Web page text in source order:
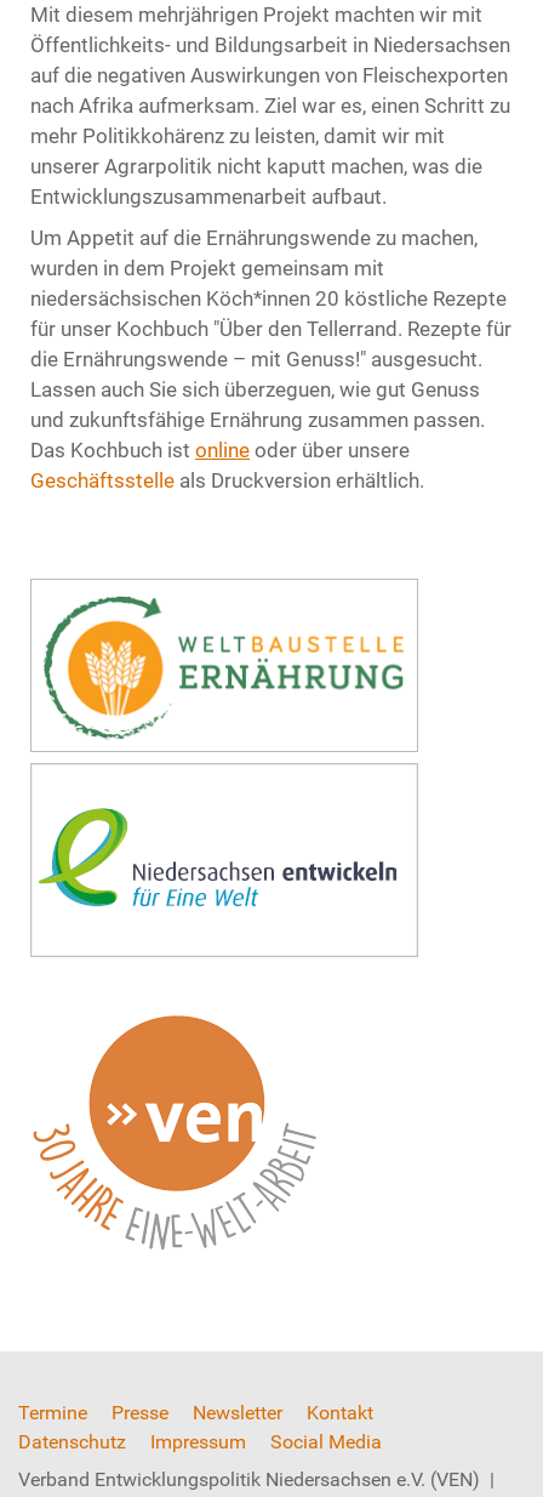
Mit diesem mehrjährigen Projekt machten wir mit
Öffentlichkeits- und Bildungsarbeit in Niedersachsen
auf die negativen Auswirkungen von Fleischexporten
nach Afrika aufmerksam. Ziel war es, einen Schritt zu
mehr Politikkohärenz zu leisten, damit wir mit
unserer Agrarpolitik nicht kaputt machen, was die
Entwicklungszusammenarbeit aufbaut.
Um Appetit auf die Ernährungswende zu machen,
wurden in dem Projekt gemeinsam mit
niedersächsischen Köch*innen 20 köstliche Rezepte
für unser Kochbuch "Über den Tellerrand. Rezepte für
die Ernährungswende – mit Genuss!" ausgesucht.
Lassen auch Sie sich überzeguen, wie gut Genuss
und zukunftsfähige Ernährung zusammen passen.
Das Kochbuch ist online oder über unsere
Geschäftsstelle als Druckversion erhältlich.
Termine Presse Newsletter
Kontakt
Datenschutz
Impressum
Social Media
Verband Entwicklungspolitik Niedersachsen e.V. (VEN) |